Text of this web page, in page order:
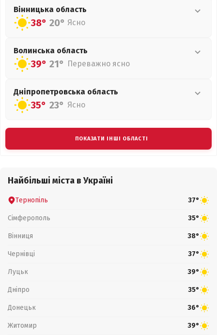
Вінницька область
38° 20° Ясно
Волинська область
39° 21° Переважно ясно
Дніпропетровська область
35° 23° Ясно
ПОКАЗАТИ ІНШІ ОБЛАСТІ
Найбільші міста в Україні
Тернопіль 37°
Сімферополь 35°
Вінниця 38°
Чернівці 37°
Луцьк 39°
Дніпро 35°
Донецьк 36°
Житомир 39°